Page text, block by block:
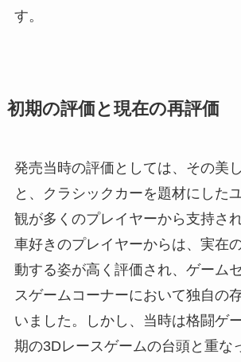
す。
初期の評価と現在の再評価
発売当時の評価としては、その美
と、クラシックカーを題材にした
観が多くのプレイヤーから支持さ
車好きのプレイヤーからは、実在
動する姿が高く評価され、ゲーム
スゲームコーナーにおいて独自の
いました。しかし、当時は格闘ゲ
期の3Dレースゲームの台頭と重な